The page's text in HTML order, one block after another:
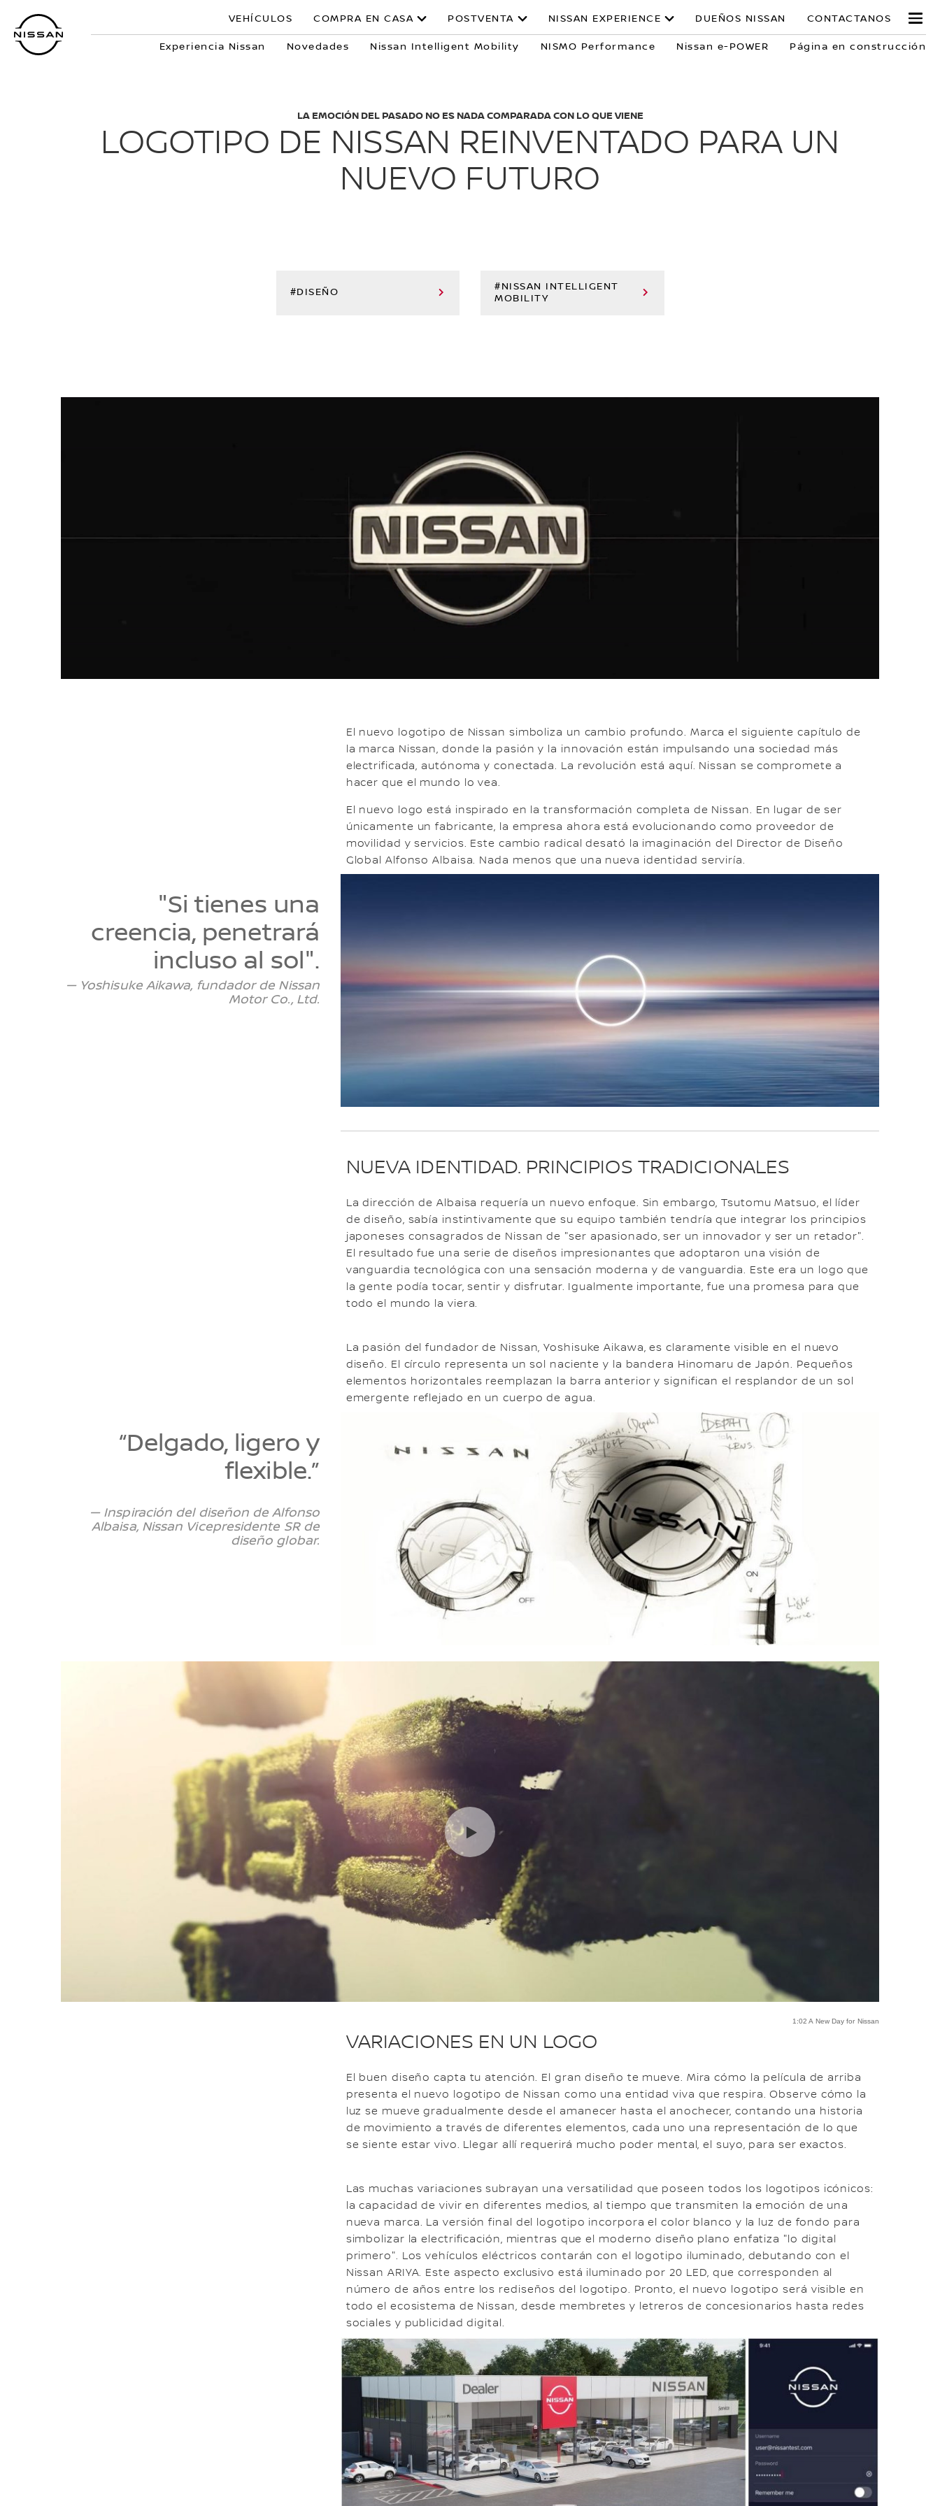
contenido
principal
VEHÍCULOS COMPRA EN CASA POSTVENTA NISSAN EXPERIENCE DUEÑOS NISSAN CONTACTANOS
Experiencia Nissan Novedades Nissan Intelligent Mobility NISMO Performance Nissan e-POWER Página en construcción
LA EMOCIÓN DEL PASADO NO ES NADA COMPARADA CON LO QUE VIENE
LOGOTIPO DE NISSAN REINVENTADO PARA UN
NUEVO FUTURO
#DISEÑO
#NISSAN INTELLIGENT
MOBILITY
El nuevo logotipo de Nissan simboliza un cambio profundo. Marca el siguiente capítulo de
la marca Nissan, donde la pasión y la innovación están impulsando una sociedad más
electrificada, autónoma y conectada. La revolución está aquí. Nissan se compromete a
hacer que el mundo lo vea.
El nuevo logo está inspirado en la transformación completa de Nissan. En lugar de ser
únicamente un fabricante, la empresa ahora está evolucionando como proveedor de
movilidad y servicios. Este cambio radical desató la imaginación del Director de Diseño
Global Alfonso Albaisa. Nada menos que una nueva identidad serviría.
"Si tienes una
creencia, penetrará
incluso al sol".
— Yoshisuke Aikawa, fundador de Nissan
Motor Co., Ltd.
NUEVA IDENTIDAD. PRINCIPIOS TRADICIONALES
La dirección de Albaisa requería un nuevo enfoque. Sin embargo, Tsutomu Matsuo, el líder
de diseño, sabía instintivamente que su equipo también tendría que integrar los principios
japoneses consagrados de Nissan de "ser apasionado, ser un innovador y ser un retador".
El resultado fue una serie de diseños impresionantes que adoptaron una visión de
vanguardia tecnológica con una sensación moderna y de vanguardia. Este era un logo que
la gente podía tocar, sentir y disfrutar. Igualmente importante, fue una promesa para que
todo el mundo la viera.
La pasión del fundador de Nissan, Yoshisuke Aikawa, es claramente visible en el nuevo
diseño. El círculo representa un sol naciente y la bandera Hinomaru de Japón. Pequeños
elementos horizontales reemplazan la barra anterior y significan el resplandor de un sol
emergente reflejado en un cuerpo de agua.
“Delgado, ligero y
flexible.”
— Inspiración del diseñon de Alfonso
Albaisa, Nissan Vicepresidente SR de
diseño globar.
1:02 A New Day for Nissan
VARIACIONES EN UN LOGO
El buen diseño capta tu atención. El gran diseño te mueve. Mira cómo la película de arriba
presenta el nuevo logotipo de Nissan como una entidad viva que respira. Observe cómo la
luz se mueve gradualmente desde el amanecer hasta el anochecer, contando una historia
de movimiento a través de diferentes elementos, cada uno una representación de lo que
se siente estar vivo. Llegar allí requerirá mucho poder mental, el suyo, para ser exactos.
Las muchas variaciones subrayan una versatilidad que poseen todos los logotipos icónicos:
la capacidad de vivir en diferentes medios, al tiempo que transmiten la emoción de una
nueva marca. La versión final del logotipo incorpora el color blanco y la luz de fondo para
simbolizar la electrificación, mientras que el moderno diseño plano enfatiza "lo digital
primero". Los vehículos eléctricos contarán con el logotipo iluminado, debutando con el
Nissan ARIYA. Este aspecto exclusivo está iluminado por 20 LED, que corresponden al
número de años entre los rediseños del logotipo. Pronto, el nuevo logotipo será visible en
todo el ecosistema de Nissan, desde membretes y letreros de concesionarios hasta redes
sociales y publicidad digital.